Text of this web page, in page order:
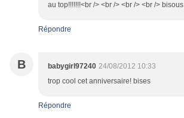
au top!!!!!!!<br /> <br /> <br /> <br /> bisous
Répondre
B babygirl97240 24/08/2012 10:33
trop cool cet anniversaire! bises
Répondre